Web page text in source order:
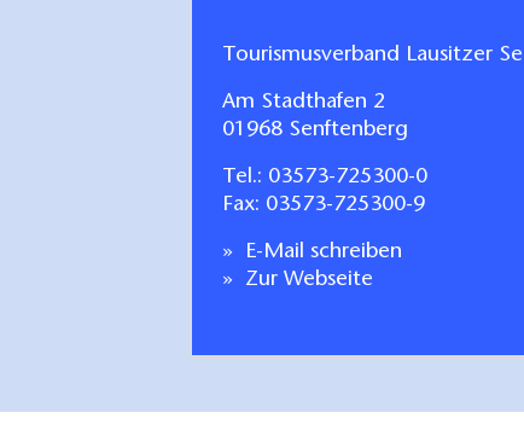
Tourismusverband Lausitzer
Am Stadthafen 2
01968 Senftenberg
Tel.: 03573-725300-0
Fax: 03573-725300-9
E-Mail schreiben
Zur Webseite